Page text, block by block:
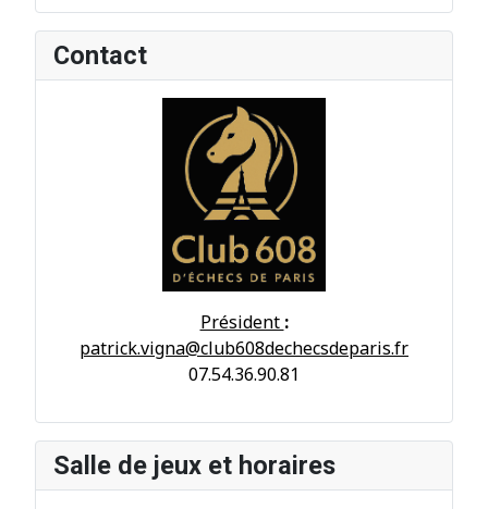
Contact
Président :
patrick.vigna@club608dechecsdeparis.fr
07.54.36.90.81
Salle de jeux et horaires